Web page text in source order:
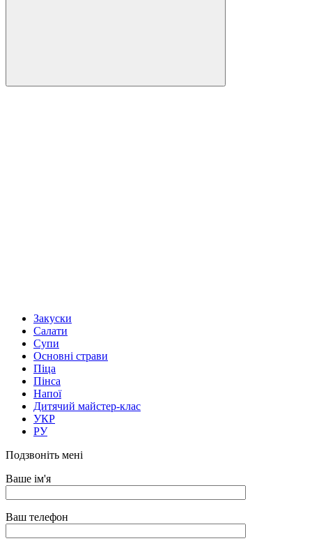
Закуски
Салати
Супи
Основні страви
Піца
Пінса
Напої
Дитячий майстер-клас
УКР
РУ
Подзвоніть мені
Ваше ім'я
Ваш телефон